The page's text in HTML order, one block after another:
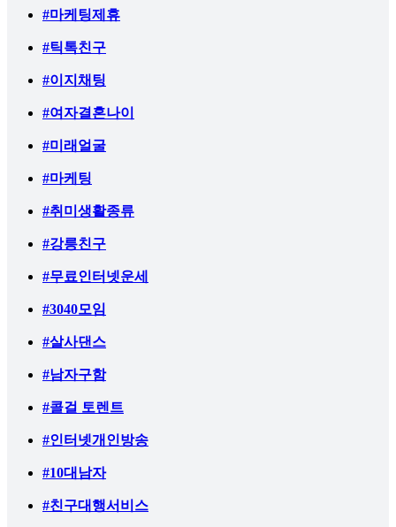
#마케팅제휴
#틱톡친구
#이지채팅
#여자결혼나이
#미래얼굴
#마케팅
#취미생활종류
#강릉친구
#무료인터넷운세
#3040모임
#살사댄스
#남자구함
#콜걸 토렌트
#인터넷개인방송
#10대남자
#친구대행서비스